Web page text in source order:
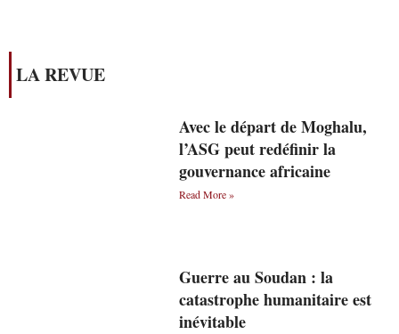
LA REVUE
Avec le départ de Moghalu,
l’ASG peut redéfinir la
gouvernance africaine
Read More »
Guerre au Soudan : la
catastrophe humanitaire est
inévitable